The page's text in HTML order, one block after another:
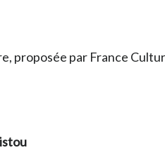
proposée par France